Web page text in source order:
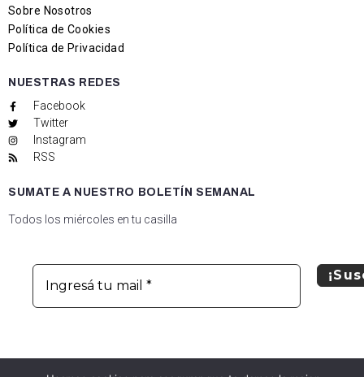
Sobre Nosotros
Política de Cookies
Política de Privacidad
NUESTRAS REDES
Facebook
Twitter
Instagram
RSS
SUMATE A NUESTRO BOLETÍN SEMANAL
Todos los miércoles en tu casilla